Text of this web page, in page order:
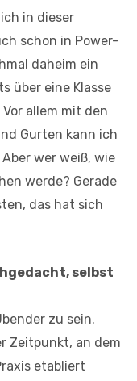
in dieser
schon in Power-
daheim ein
über eine Klasse
allem mit den
Gurten kann ich
wer weiß, wie
werde? Gerade
das hat sich
selbst
zu sein.
Zeitpunkt, an dem
etabliert